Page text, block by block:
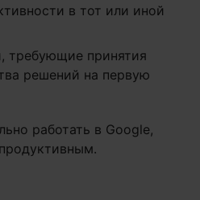
в тот или иной
требующие принятия
решений на первую
работать в Google,